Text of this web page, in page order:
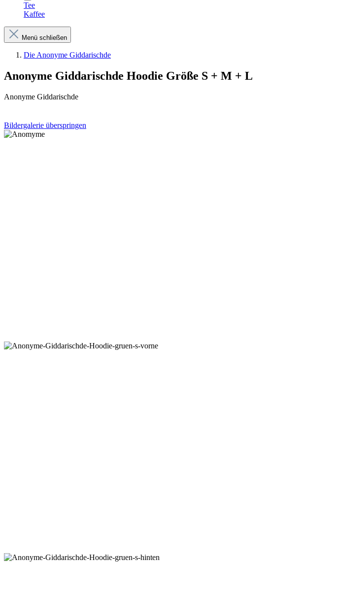
Tee
Kaffee
Menü schließen
Die Anonyme Giddarischde
Anonyme Giddarischde Hoodie Größe S + M + L
Anonyme Giddarischde
Bildergalerie überspringen